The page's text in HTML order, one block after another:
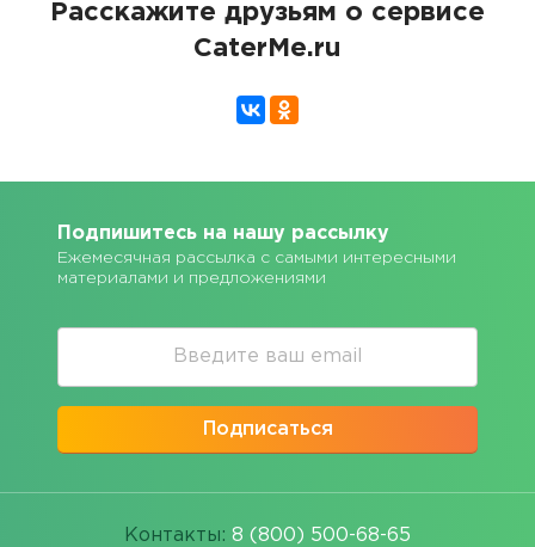
Расскажите друзьям о сервисе
CaterMe.ru
Подпишитесь на нашу рассылку
Ежемесячная рассылка с самыми интересными
материалами и предложениями
Подписаться
Контакты: 8 (800) 500-68-65